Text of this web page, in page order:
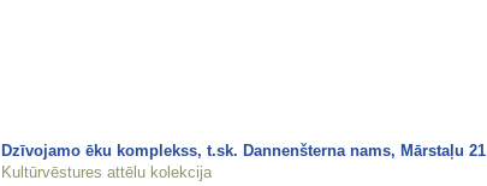
Dzīvojamo ēku komplekss, t.sk. Dannenšterna nams, Mārstaļu 21
Kultūrvēstures attēlu kolekcija